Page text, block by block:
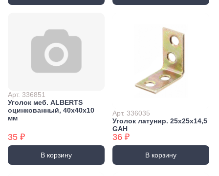
Арт. 336851
Уголок меб. ALBERTS
оцинкованный, 40x40x10
мм
35 ₽
В корзину
Арт. 336035
Уголок латунир. 25x25x14,5
GAH
36 ₽
В корзину